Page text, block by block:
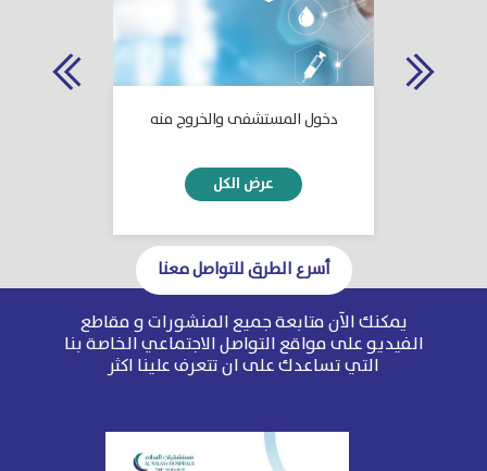
دخول المستشفى والخروج منه
1 2 3 4 5 6
أسرع الطرق للتواصل معنا
يمكنك الآن متابعة جميع المنشورات و مقاطع
الفيديو على مواقع التواصل الاجتماعي الخاصة بنا
التي تساعدك على ان تتعرف علينا اكثر